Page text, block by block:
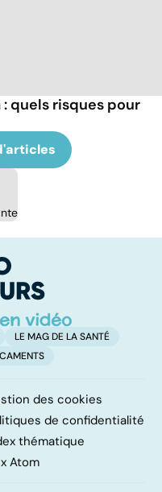
quels risques pour
LE MAG DE LA SANTÉ
des cookies
de confidentialité
thématique
Atom